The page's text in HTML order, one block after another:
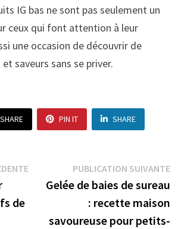
IG bas ne sont pas seulement un
ceux qui font attention à leur
une occasion de découvrir de
saveurs sans se priver.
SHARE PIN IT SHARE
Publication
précédente :
de
PUBLICATION SUIVANTE
Gelée de baies de sureau
: recette maison
savoureuse pour petits-